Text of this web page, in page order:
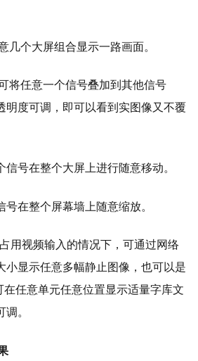
几个大屏组合显示一路画面。
将任意一个信号叠加到其他信号
明度可调，即可以看到实图像又不覆
信号在整个大屏上进行随意移动。
号在整个屏幕墙上随意缩放。
用视频输入的情况下，可通过网络
小显示任意多幅静止图像，也可以是
在任意单元任意位置显示适量字库文
。